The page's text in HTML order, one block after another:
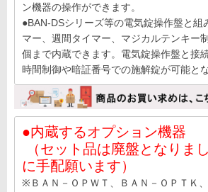
ン機器の操作ができます。
●BAN-DSシリーズ等の電気錠操作盤と組
マー、週間タイマー、マジカルテンキー
個まで内蔵できます。電気錠操作盤と接
時間制御や暗証番号での施解錠が可能とな
●内蔵するオプション機器
（セット品は廃盤となりま
に手配願います）
※ＢＡＮ－ＯＰＷＴ、ＢＡＮ－ＯＰＴＫ